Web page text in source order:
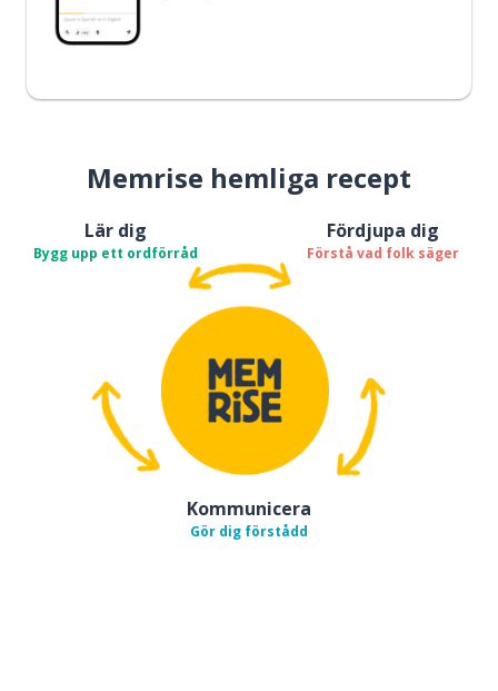
Memrise hemliga recept
Lär dig
Bygg upp ett ordförråd
Fördjupa dig
Förstå vad folk säger
Kommunicera
Gör dig förstådd